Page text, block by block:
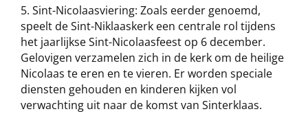
Sint-Nicolaasviering: Zoals eerder genoemd,
speelt de Sint-Niklaaskerk een centrale rol tijdens
het jaarlijkse Sint-Nicolaasfeest op 6 december.
Gelovigen verzamelen zich in de kerk om de heilige
Nicolaas te eren en te vieren. Er worden speciale
diensten gehouden en kinderen kijken vol
verwachting uit naar de komst van Sinterklaas.